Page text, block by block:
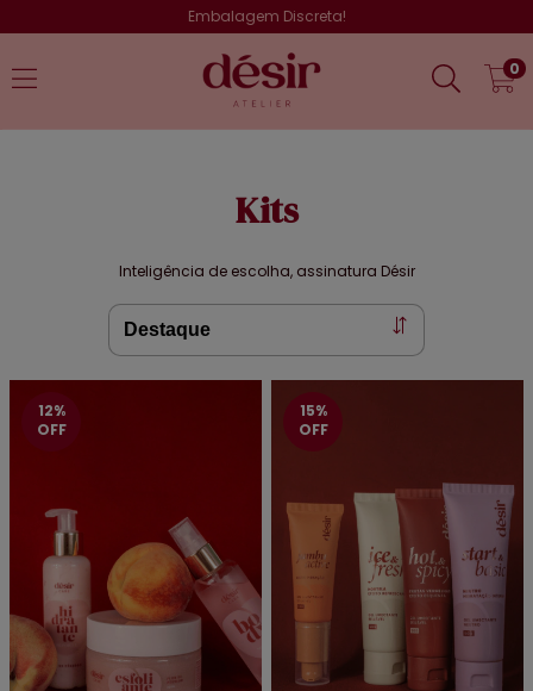
Embalagem Discreta!
0
Kits
Inteligência de escolha, assinatura Désir
12%
OFF
15%
OFF